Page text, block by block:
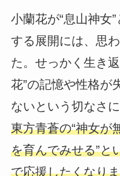
小蘭花が“息山神女
する展開には、思
た。せっかく生き
花”の記憶や性格が
ないという切なさ
東方青蒼の“神女が
を育んでみせる”と
で応援したくなり